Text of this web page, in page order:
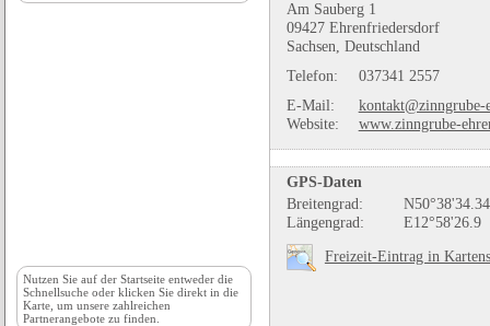
Am Sauberg 1
09427 Ehrenfriedersdorf
Sachsen, Deutschland
Telefon:
037341 2557
E-Mail:
Website:
www.zinngrube-
GPS-Daten
Breitengrad:
N50°38'34.34
Längengrad:
E12°58'26.9
Freizeit-Eintrag in
Nutzen Sie auf der Startseite entweder die
Schnellsuche oder klicken Sie direkt in die
Karte, um unsere zahlreichen
Partnerangebote zu finden.